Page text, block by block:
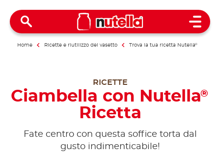
Open
Home Ricette e riutilizzo del vasetto Trova la tua ricetta Nutella®
RICETTE
Ciambella con Nutella®
Ricetta
Fate centro con questa soffice torta dal
gusto indimenticabile!